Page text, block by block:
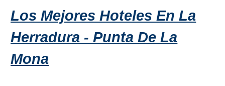
Los Mejores Hoteles En La
Herradura - Punta De La
Mona